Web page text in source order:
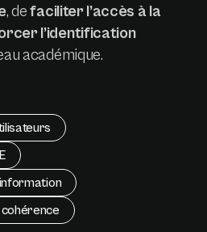
, defaciliter l’accès à la
l’identification
académique.